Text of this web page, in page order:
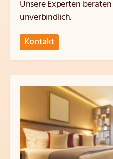
Unsere Experten
unverbindlich.
Kontakt